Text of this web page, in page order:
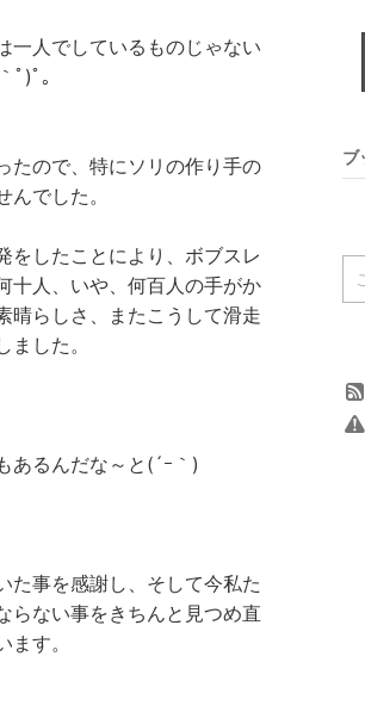
一人でしているものじゃない
ﾟ)ﾟ｡
たので、特にソリの作り手の
でした。
をしたことにより、ボブスレ
十人、いや、何百人の手がか
晴らしさ、またこうして滑走
した。
あるんだな～と(´ｰ｀)
た事を感謝し、そして今私た
らない事をきちんと見つめ直
す。
ブ